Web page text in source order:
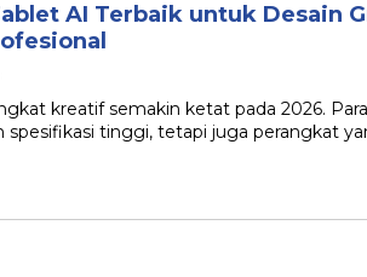
AI Terbaik untuk Desain
kreatif semakin ketat pada 2026.
tinggi, tetapi juga perangkat